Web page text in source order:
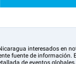
interesados en
fuente de información.
de eventos